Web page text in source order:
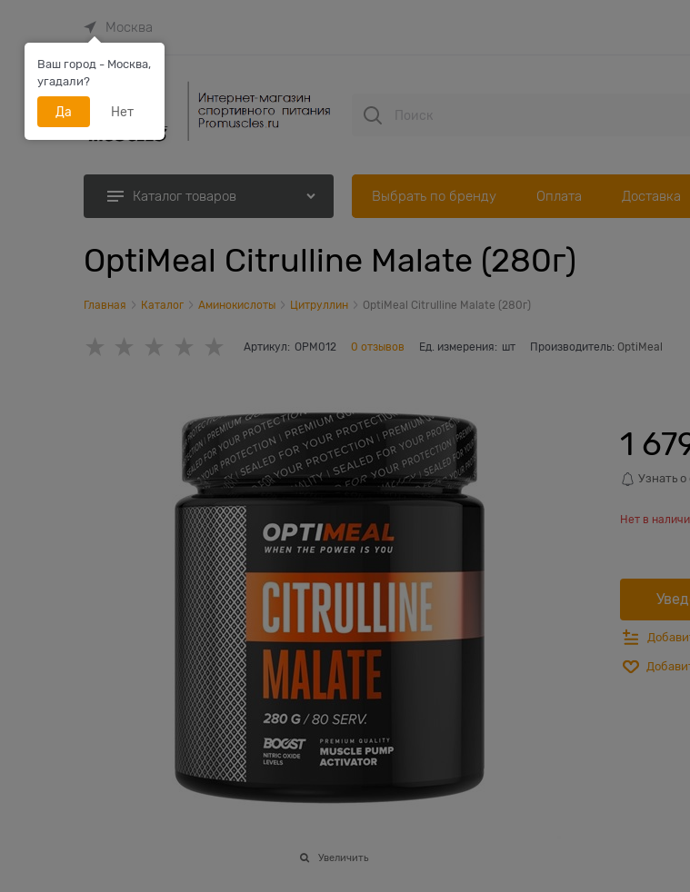
Москва
Каталог товаров Выбрать по бренду Оплата Доставка
OptiMeal Citrulline Malate (280г)
Главная Каталог Аминокислоты Цитруллин OptiMeal Citrulline Malate (280г)
Артикул: OPM012 0 отзывов Ед. измерения: шт Производитель: OptiMeal
Увеличить
1
Узнать
Нет в
Ваш город - Москва,
угадали?
Да Нет